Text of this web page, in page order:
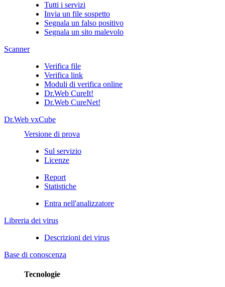
Tutti i servizi
Invia un file sospetto
Segnala un falso positivo
Segnala un sito malevolo
Scanner
Verifica file
Verifica link
Moduli di verifica online
Dr.Web CureIt!
Dr.Web CureNet!
Dr.Web vxCube
Versione di prova
Sul servizio
Licenze
Report
Statistiche
Entra nell'analizzatore
Libreria dei virus
Descrizioni dei virus
Base di conoscenza
Tecnologie